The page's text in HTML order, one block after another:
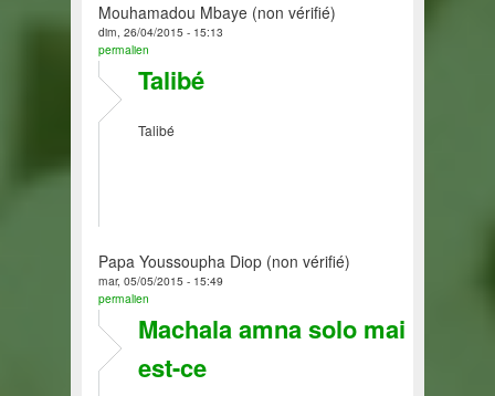
Mouhamadou Mbaye (non vérifié)
dim, 26/04/2015 - 15:13
permalien
Talibé
Talibé
Papa Youssoupha Diop (non vérifié)
mar, 05/05/2015 - 15:49
permalien
Machala amna solo mai
est-ce